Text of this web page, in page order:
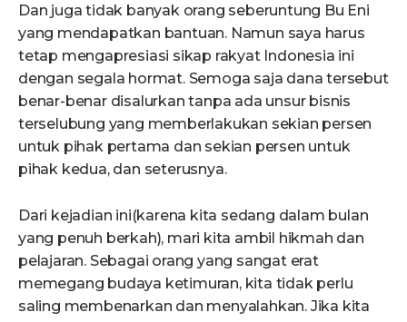
Dan juga tidak banyak orang seberuntung Bu Eni
yang mendapatkan bantuan. Namun saya harus
tetap mengapresiasi sikap rakyat Indonesia ini
dengan segala hormat. Semoga saja dana tersebut
benar-benar disalurkan tanpa ada unsur bisnis
terselubung yang memberlakukan sekian persen
untuk pihak pertama dan sekian persen untuk
pihak kedua, dan seterusnya.
Dari kejadian ini(karena kita sedang dalam bulan
yang penuh berkah), mari kita ambil hikmah dan
pelajaran. Sebagai orang yang sangat erat
memegang budaya ketimuran, kita tidak perlu
saling membenarkan dan menyalahkan. Jika kita